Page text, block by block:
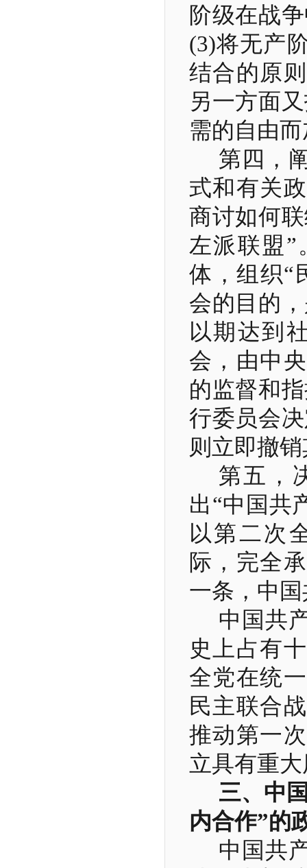
阶级在战
(3)将无产
结合的原
另一方面
需的自由
第四，
式和有关
商讨如何
左派联盟”
体，组织“
会的目的
以期达到
会，由中
的监督和
行委员会
则立即撤
第五，
出“中国共
以第二次
际，完全
一条，中
中国共
史上占有
全党在统
民主联合
推动第一
立具有重
三、中
内合作”的
中国共